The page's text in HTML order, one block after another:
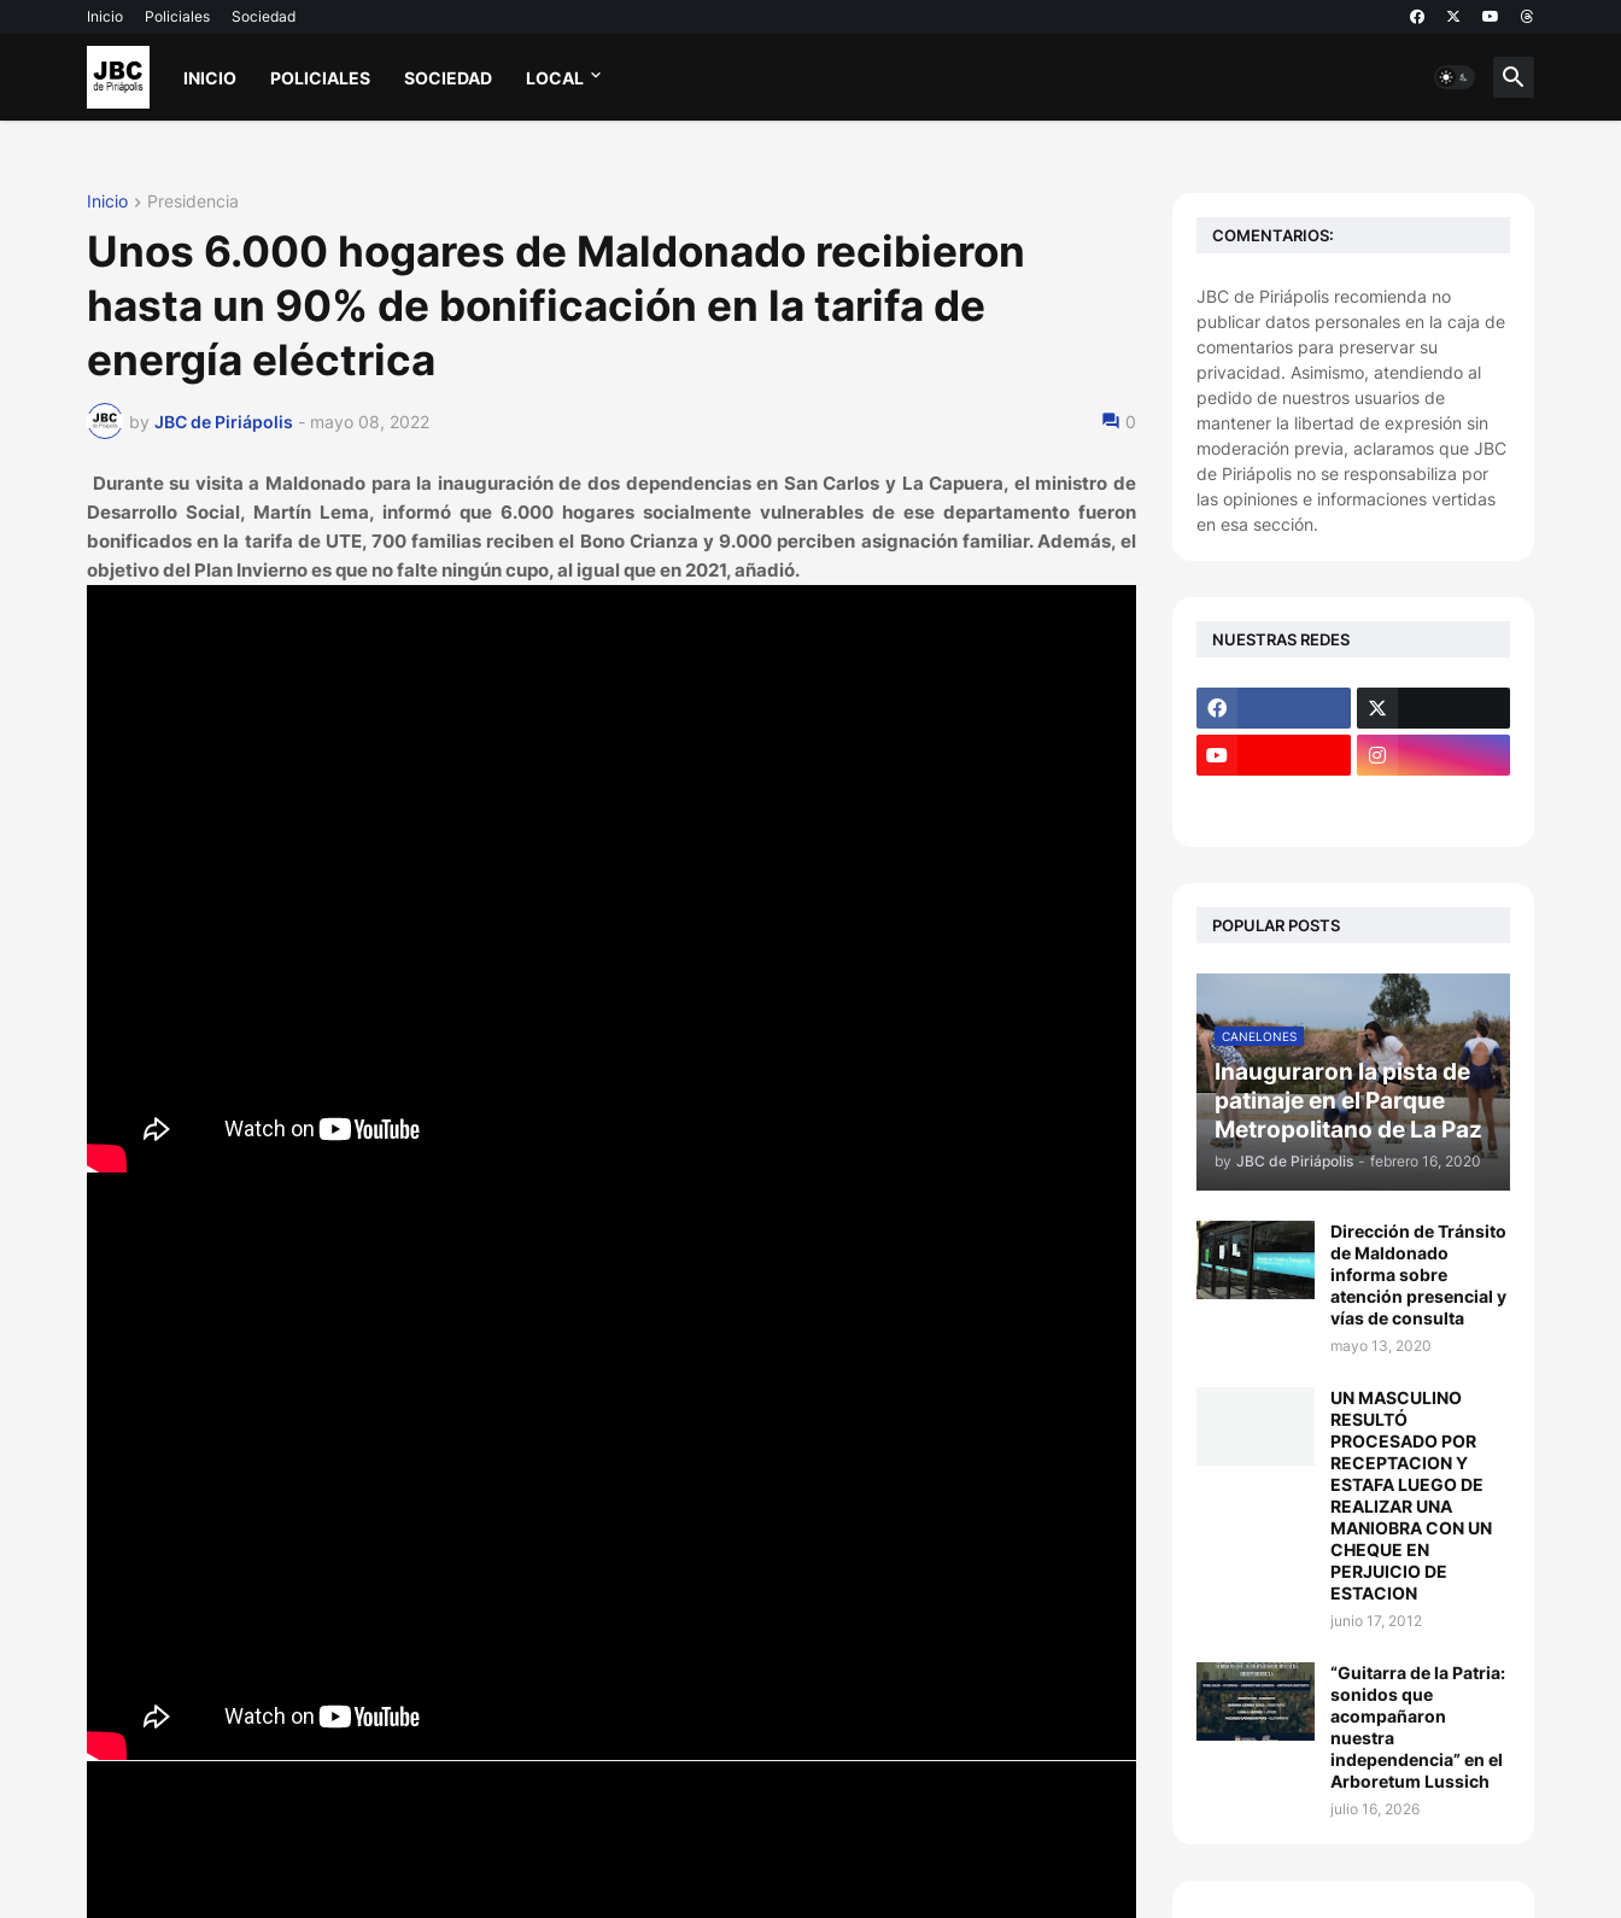
Inicio Policiales Sociedad
INICIO POLICIALES SOCIEDAD LOCAL
Inicio Presidencia
Unos 6.000 hogares de Maldonado recibieron
hasta un 90% de bonificación en la tarifa de
energía eléctrica
by JBC de Piriápolis - mayo 08, 2022 0
Durante su visita a Maldonado para la inauguración de dos dependencias en San Carlos y La Capuera, el ministro de
Desarrollo Social, Martín Lema, informó que 6.000 hogares socialmente vulnerables de ese departamento fueron
bonificados en la tarifa de UTE, 700 familias reciben el Bono Crianza y 9.000 perciben asignación familiar. Además, el
objetivo del Plan Invierno es que no falte ningún cupo, al igual que en 2021, añadió.
COMENTARIOS:
JBC de Piriápolis recomienda no
publicar datos personales en la caja de
comentarios para preservar su
privacidad. Asimismo, atendiendo al
pedido de nuestros usuarios de
mantener la libertad de expresión sin
moderación previa, aclaramos que JBC
de Piriápolis no se responsabiliza por
las opiniones e informaciones vertidas
en esa sección.
NUESTRAS REDES
POPULAR POSTS
CANELONES
Inauguraron la pista de
patinaje en el Parque
Metropolitano de La Paz
by JBC de Piriápolis - febrero 16, 2020
Dirección de Tránsito
de Maldonado
informa sobre
atención presencial y
vías de consulta
mayo 13, 2020
UN MASCULINO
RESULTÓ
PROCESADO POR
RECEPTACION Y
ESTAFA LUEGO DE
REALIZAR UNA
MANIOBRA CON UN
CHEQUE EN
PERJUICIO DE
ESTACION
junio 17, 2012
“Guitarra de la Patria:
sonidos que
acompañaron
nuestra
independencia” en el
Arboretum Lussich
julio 16, 2026